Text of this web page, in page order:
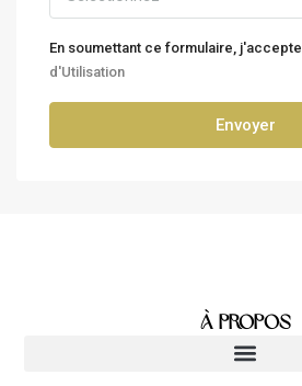
En soumettant ce formulaire, j'accepte
d'Utilisation
Envoyer
À Propos